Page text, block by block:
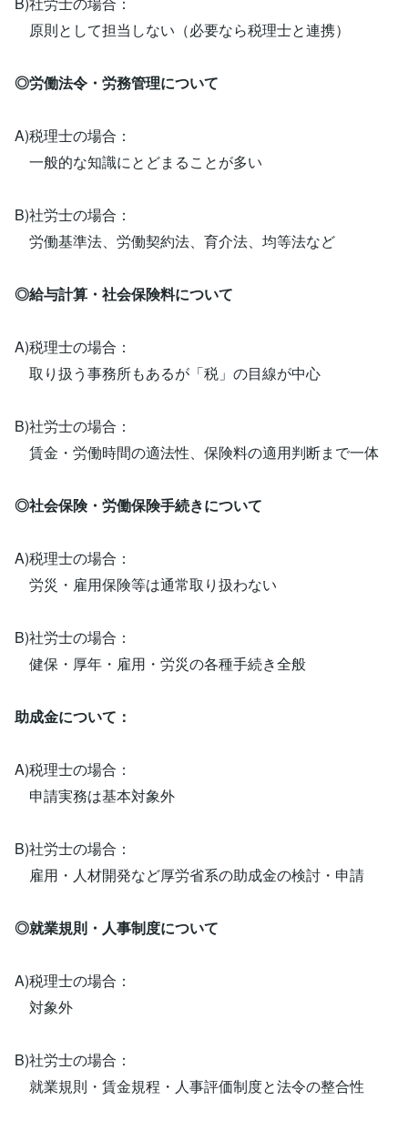
原則として担当しない（必要なら税理士と連携）
◎労働法令・労務管理について
A)税理士の場合：
一般的な知識にとどまることが多い
B)社労士の場合：
労働基準法、労働契約法、育介法、均等法など
◎給与計算・社会保険料について
A)税理士の場合：
取り扱う事務所もあるが「税」の目線が中心
B)社労士の場合：
賃金・労働時間の適法性、保険料の適用判断まで一体
◎社会保険・労働保険手続きについて
A)税理士の場合：
労災・雇用保険等は通常取り扱わない
B)社労士の場合：
健保・厚年・雇用・労災の各種手続き全般
助成金について：
A)税理士の場合：
申請実務は基本対象外
B)社労士の場合：
雇用・人材開発など厚労省系の助成金の検討・申請
◎就業規則・人事制度について
A)税理士の場合：
対象外
B)社労士の場合：
就業規則・賃金規程・人事評価制度と法令の整合性